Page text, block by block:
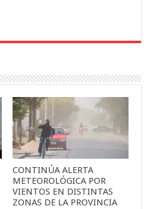
CONTINÚA ALERTA
METEOROLÓGICA POR
VIENTOS EN DISTINTAS
ZONAS DE LA PROVINCIA